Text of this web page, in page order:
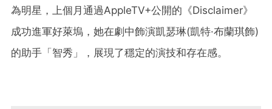
為明星，上個月通過AppleTV+公開的《Disclaimer》
成功進軍好萊塢，她在劇中飾演凱瑟琳(凱特·布蘭琪飾)
的助手「智秀」，展現了穩定的演技和存在感。